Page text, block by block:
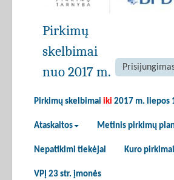
Pirkimų skelbimai iki 2017 m. liepos
Ataskaitos Metinis pirkimų
Nepatikimi tiekėjai Kuro pirkimai
VPĮ 23 str. įmonės
Pirkimų
skelbimai
nuo 2017 m.